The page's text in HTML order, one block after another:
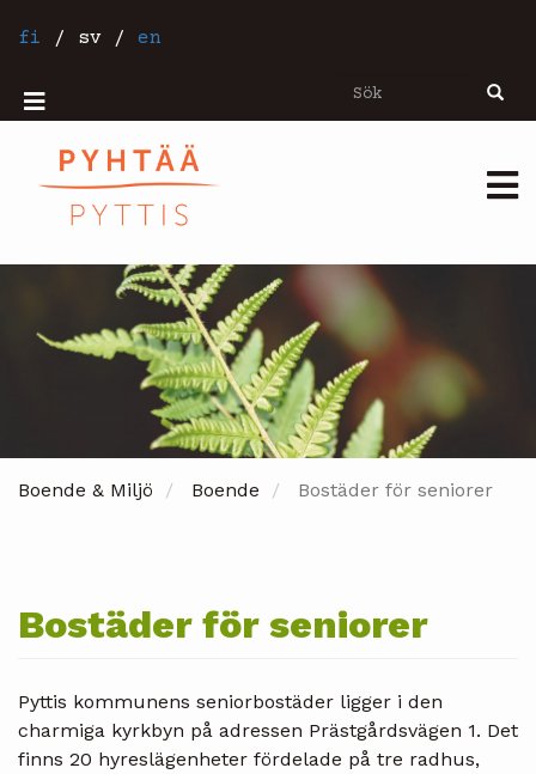
tillfi / sv / en
Sök Sök
Mobiilivalikko
Boende & Miljö Boende Bostäder för seniorer
Bostäder för seniorer
Pyttis kommunens seniorbostäder ligger i den
charmiga kyrkbyn på adressen Prästgårdsvägen 1. Det
finns 20 hyreslägenheter fördelade på tre radhus,